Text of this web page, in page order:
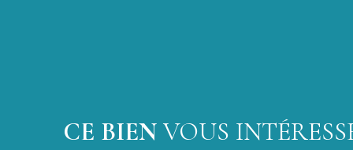
CE BIEN VOUS